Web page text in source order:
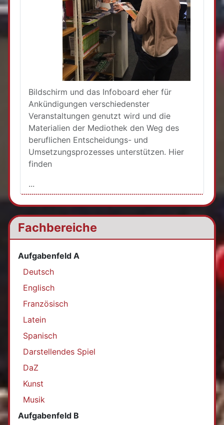
Fachbereiche
Aufgabenfeld A
Deutsch
Englisch
Französisch
Latein
Spanisch
Darstellendes Spiel
DaZ
Kunst
Musik
Aufgabenfeld B
Bildschirm und das Infoboard eher für
Ankündigungen verschiedenster
Veranstaltungen genutzt wird und die
Materialien der Mediothek den Weg des
beruflichen Entscheidungs- und
Umsetzungsprozesses unterstützen. Hier
finden
...